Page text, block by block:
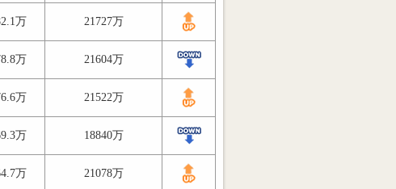
万 21727万
万 21604万
万 21522万
万 18840万
万 21078万